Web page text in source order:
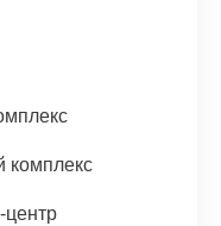
комплекс
центр